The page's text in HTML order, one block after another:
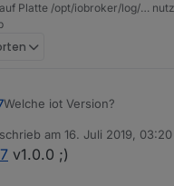
Platte /opt/iobroker/log/…
Welche iot Version?
schrieb am 16. Juli 2019, 03:20
editiert von
v1.0.0 ;)